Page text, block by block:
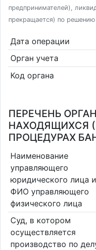
предпринимателей),
прекращается) по
Дата операции
Орган учета
Код органа
ПЕРЕЧЕНЬ
НАХОДЯЩИХСЯ
ПРОЦЕДУРАХ
Наименование
управляющего
юридического лица
ФИО управляющего
физического лица
Суд, в котором
осуществляется
производство по